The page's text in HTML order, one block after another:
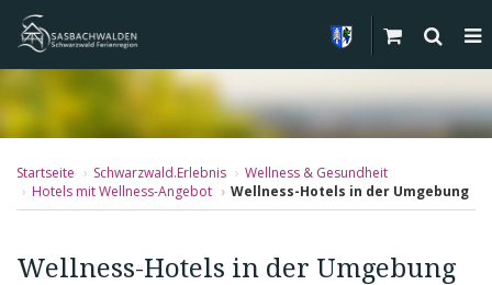
Startseite Schwarzwald.Erlebnis
Wellness & Gesundheit
Hotels mit Wellness-Angebot
Wellness-Hotels in der Umgebung
Wellness-Hotels in der Umgebung